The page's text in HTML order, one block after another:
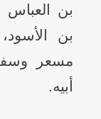
بن
بن
مسعر
أبيه.